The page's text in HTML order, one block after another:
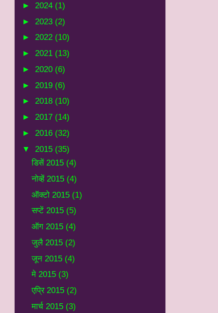
► 2024 (1)
► 2023 (2)
► 2022 (10)
► 2021 (13)
► 2020 (6)
► 2019 (6)
► 2018 (10)
► 2017 (14)
► 2016 (32)
▼ 2015 (35)
डिसें 2015 (4)
नोव्हें 2015 (4)
ऑक्टो 2015 (1)
सप्टें 2015 (5)
ऑग 2015 (4)
जुलै 2015 (2)
जून 2015 (4)
मे 2015 (3)
एप्रि 2015 (2)
मार्च 2015 (3)